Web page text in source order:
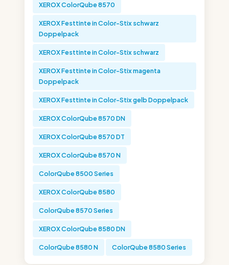
XEROX ColorQube 8570
XEROX Festtinte in Color-Stix schwarz
Doppelpack
XEROX Festtinte in Color-Stix schwarz
XEROX Festtinte in Color-Stix magenta
Doppelpack
XEROX Festtinte in Color-Stix gelb Doppelpack
XEROX ColorQube 8570 DN
XEROX ColorQube 8570 DT
XEROX ColorQube 8570 N
ColorQube 8500 Series
XEROX ColorQube 8580
ColorQube 8570 Series
XEROX ColorQube 8580 DN
ColorQube 8580 N ColorQube 8580 Series